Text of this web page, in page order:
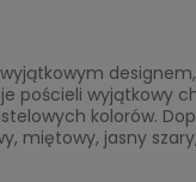
pościeli wyjątkowy
kolorów.
miętowy, jasny